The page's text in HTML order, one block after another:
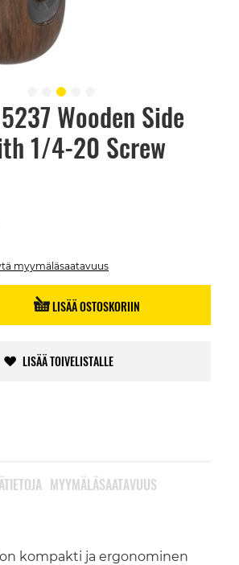
Wooden Side
1/4-20 Screw
myymäläsaatavuus
LISÄÄ OSTOSKORIIN
LISÄÄ TOIVELISTALLE
on kompakti ja ergonominen
MYYMÄLÄSAATAVUUS